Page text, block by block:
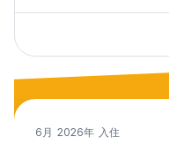
6月 2026年 入住